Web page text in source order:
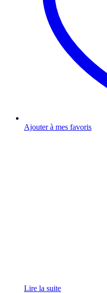
Ajouter à mes favoris
Lire la suite